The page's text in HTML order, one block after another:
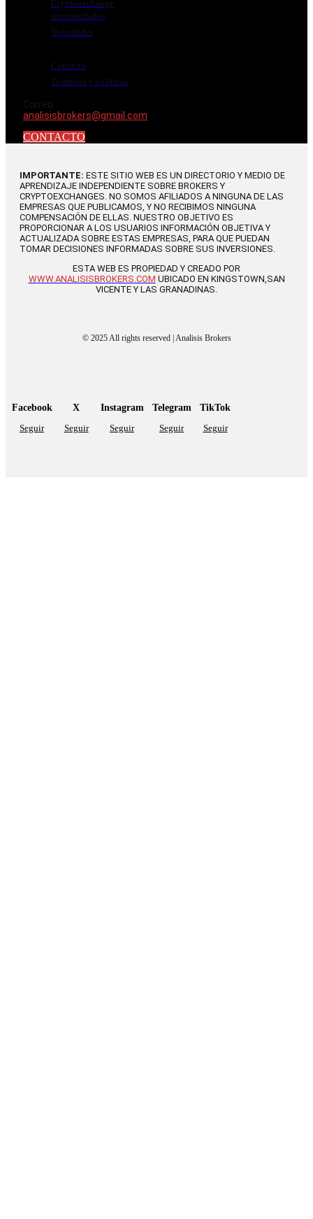
analisisbrokers@gmail.com
CONTACTO
IMPORTANTE: ESTE SITIO WEB ES UN DIRECTORIO Y MEDIO DE
APRENDIZAJE INDEPENDIENTE SOBRE BROKERS Y
CRYPTOEXCHANGES. NO SOMOS AFILIADOS A NINGUNA DE LAS
EMPRESAS QUE PUBLICAMOS, Y NO RECIBIMOS NINGUNA
COMPENSACIÓN DE ELLAS. NUESTRO OBJETIVO ES
PROPORCIONAR A LOS USUARIOS INFORMACIÓN OBJETIVA Y
ACTUALIZADA SOBRE ESTAS EMPRESAS, PARA QUE PUEDAN
TOMAR DECISIONES INFORMADAS SOBRE SUS INVERSIONES.
ESTA WEB ES PROPIEDAD Y CREADO POR
WWW.ANALISISBROKERS.COM UBICADO EN KINGSTOWN,SAN
VICENTE Y LAS GRANADINAS.
© 2025 All rights reserved | Analisis Brokers
Facebook
Seguir
X
Seguir
Instagram
Seguir
Telegram
Seguir
TikTok
Seguir